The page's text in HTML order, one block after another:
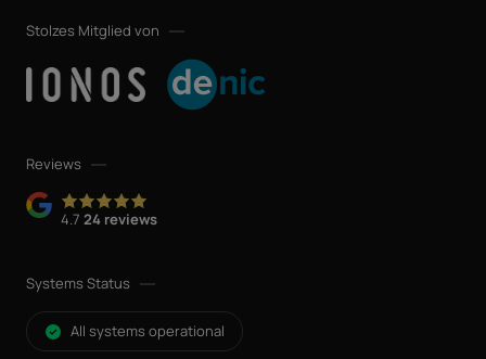
Stolzes Mitglied von
Reviews
4.7 24 reviews
Systems Status
All systems operational